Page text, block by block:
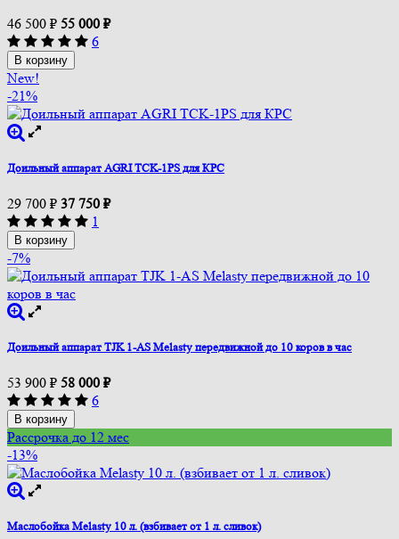
46 500 ₽ 55 000 ₽
6
В корзину
New!
-21%
Доильный аппарат AGRI TCK-1PS для КРС
29 700 ₽ 37 750 ₽
1
В корзину
-7%
Доильный аппарат TJK 1-AS Melasty передвижной до 10 коров в час
53 900 ₽ 58 000 ₽
6
В корзину
Рассрочка до 12 мес
-13%
Маслобойка Melasty 10 л. (взбивает от 1 л. сливок)